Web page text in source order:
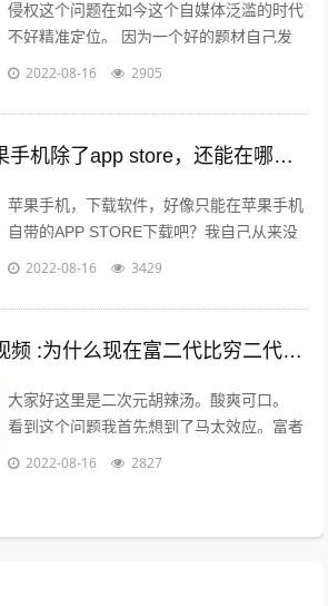
侵权这个问题在如今这个自媒体泛滥的时代
不好精准定位。 因为一个好的题材自己发
布出去可能只需要短短的几分钟时间就能够
2022-08-16 2905
91短视频ios :苹果手机除了app store，还能在哪里下载软件？包括一些破解软件？
苹果手机，下载软件，好像只能在苹果手机
自带的APP STORE下载吧？我自己从来没
有尝试过在其他地方下载，在越狱最火热的
2022-08-16 3429
富二代富二代短视频 :为什么现在富二代比穷二代努力？
大家好这里是二次元胡辣汤。酸爽可口。
看到这个问题我首先想到了马太效应。富者
更富，穷者更穷。这也是一个不争的事实。
2022-08-16 2827